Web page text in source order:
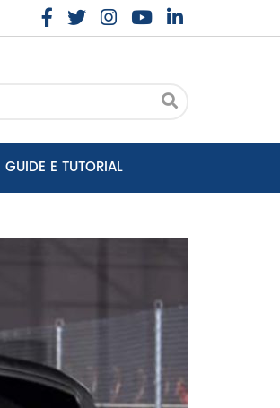
GUIDE E TUTORIAL